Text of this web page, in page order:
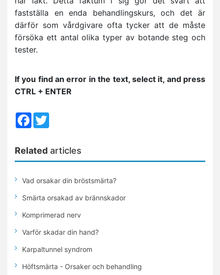
fastställa en enda behandlingskurs, och det är
därför som vårdgivare ofta tycker att de måste
försöka ett antal olika typer av botande steg och
tester.
If you find an error in the text, select it, and press
CTRL + ENTER
Facebook
Related articles
Vad orsakar din bröstsmärta?
Smärta orsakad av brännskador
Komprimerad nerv
Varför skadar din hand?
Karpaltunnel syndrom
Höftsmärta - Orsaker och behandling